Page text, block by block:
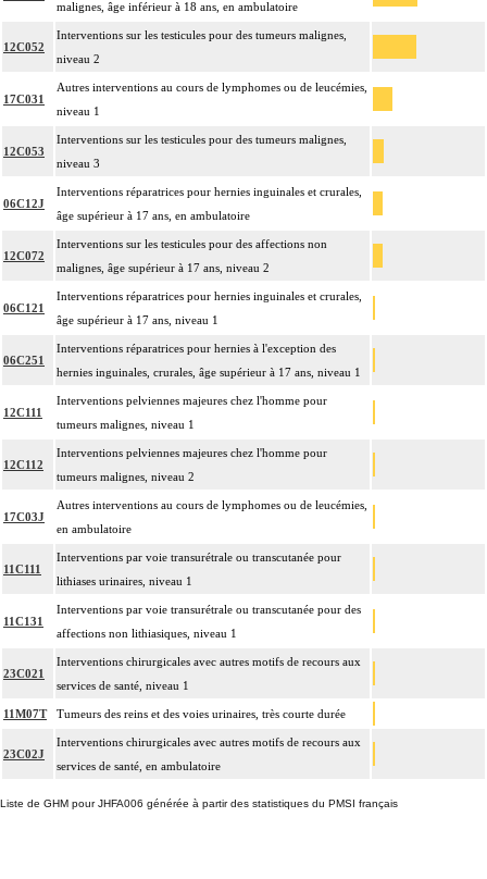
malignes, âge inférieur à 18 ans, en ambulatoire
12C052
Interventions sur les testicules pour des tumeurs malignes,
niveau 2
17C031
Autres interventions au cours de lymphomes ou de leucémies,
niveau 1
12C053
Interventions sur les testicules pour des tumeurs malignes,
niveau 3
06C12J
Interventions réparatrices pour hernies inguinales et crurales,
âge supérieur à 17 ans, en ambulatoire
12C072
Interventions sur les testicules pour des affections non
malignes, âge supérieur à 17 ans, niveau 2
06C121
Interventions réparatrices pour hernies inguinales et crurales,
âge supérieur à 17 ans, niveau 1
06C251
Interventions réparatrices pour hernies à l'exception des
hernies inguinales, crurales, âge supérieur à 17 ans, niveau 1
12C111
Interventions pelviennes majeures chez l'homme pour
tumeurs malignes, niveau 1
12C112
Interventions pelviennes majeures chez l'homme pour
tumeurs malignes, niveau 2
17C03J
Autres interventions au cours de lymphomes ou de leucémies,
en ambulatoire
11C111
Interventions par voie transurétrale ou transcutanée pour
lithiases urinaires, niveau 1
11C131
Interventions par voie transurétrale ou transcutanée pour des
affections non lithiasiques, niveau 1
23C021
Interventions chirurgicales avec autres motifs de recours aux
services de santé, niveau 1
11M07T Tumeurs des reins et des voies urinaires, très courte durée
23C02J
Interventions chirurgicales avec autres motifs de recours aux
services de santé, en ambulatoire
Liste de GHM pour JHFA006 générée à partir des statistiques du PMSI français